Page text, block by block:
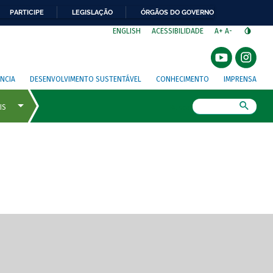
PARTICIPE LEGISLAÇÃO ÓRGÃOS DO GOVERNO
ENGLISH ACESSIBILIDADE A+ A-
DESENVOLVIMENTO SUSTENTÁVEL CONHECIMENTO IMPRENSA
de tela